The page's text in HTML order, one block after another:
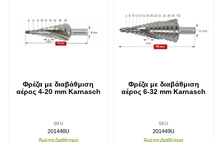
Φρέζα με διαβάθμιση
αέρος 4-20 mm Karnasch
SKU
201448U
Άμεσα Διαθέσιμο
Φρέζα με διαβάθμιση
αέρος 6-32 mm Karnasch
SKU
201449U
Άμεσα Διαθέσιμο